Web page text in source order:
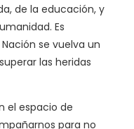
de la educación, y
Es
se vuelva un
las heridas
el espacio de
para no